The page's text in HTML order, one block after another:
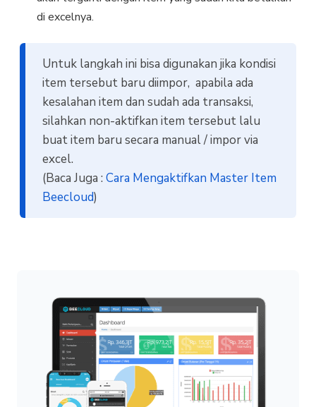
di excelnya.
Untuk langkah ini bisa digunakan jika kondisi
item tersebut baru diimpor, apabila ada
kesalahan item dan sudah ada transaksi,
silahkan non-aktifkan item tersebut lalu
buat item baru secara manual / impor via
excel.
(Baca Juga : Cara Mengaktifkan Master Item
Beecloud)